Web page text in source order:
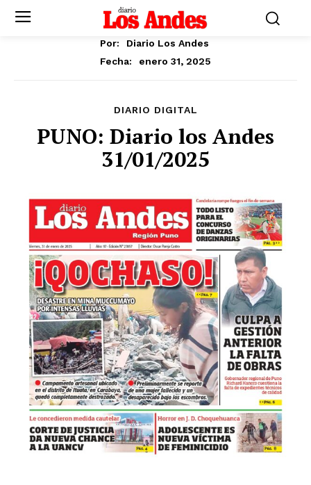
Por:
Diario Los Andes
Fecha:
enero 31, 2025
DIARIO DIGITAL
PUNO: Diario los Andes
31/01/2025